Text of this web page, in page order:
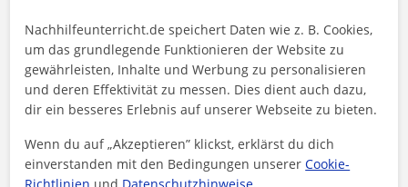
Nachhilfeunterricht.de speichert Daten wie z. B. Cookies,
um das grundlegende Funktionieren der Website zu
gewährleisten, Inhalte und Werbung zu personalisieren
und deren Effektivität zu messen. Dies dient auch dazu,
dir ein besseres Erlebnis auf unserer Webseite zu bieten.
Wenn du auf „Akzeptieren” klickst, erklärst du dich
einverstanden mit den Bedingungen unsererCookie-